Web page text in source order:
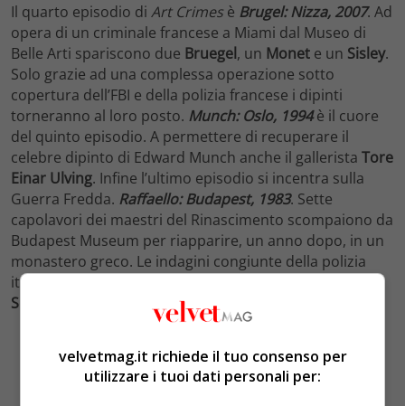
Il quarto episodio di Art Crimes è Brugel: Nizza, 2007. Ad
opera di un criminale francese a Miami dal Museo di
Belle Arti spariscono due Bruegel, un Monet e un Sisley.
Solo grazie ad una complessa operazione sotto
copertura dell’FBI e della polizia francese i dipinti
torneranno al loro posto. Munch: Oslo, 1994 è il cuore
del quinto episodio. A permettere di recuperare il
celebre dipinto di Edward Munch anche il gallerista Tore
Einar Ulving. Infine l’ultimo episodio si incentra sulla
Guerra Fredda. Raffaello: Budapest, 1983. Sette
capolavori dei maestri del Rinascimento scompaiono da
Budapest Museum per riapparire, un anno dopo, in un
monastero greco. Le indagini congiunte della polizia
italiana e ungherese arrivano a
Ivano
Scianti
e la loro banda avevano pianificato il furto.
velvetmag.it richiede il tuo consenso per
utilizzare i tuoi dati personali per: